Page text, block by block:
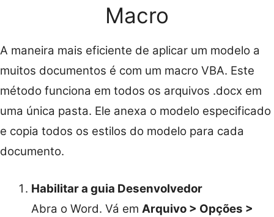
Macro
A maneira mais eficiente de aplicar um modelo a
muitos documentos é com um macro VBA. Este
método funciona em todos os arquivos .docx em
uma única pasta. Ele anexa o modelo especificado
e copia todos os estilos do modelo para cada
documento.
Habilitar a guia Desenvolvedor
Abra o Word. Vá em Arquivo > Opções >